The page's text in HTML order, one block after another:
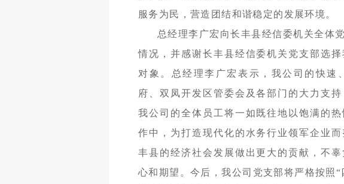
服务为民，营造团结和谐稳定的发展环境。
总经理李广宏向长丰县经信委机关全体
情况，并感谢长丰县经信委机关党支部选
对象。总经理李广宏表示，我公司的快速
府、双凤开发区管委会及各部门的大力支
我公司的全体员工将一如既往地以饱满的
作中，为打造现代化的水务行业领军企业
丰县的经济社会发展做出更大的贡献，不
心和期望。今后，我公司党支部将严格按照